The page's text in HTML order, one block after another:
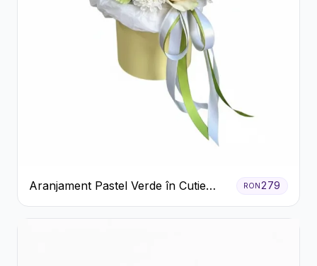
Aranjament Pastel Verde în Cutie
Galben Pal
RON279